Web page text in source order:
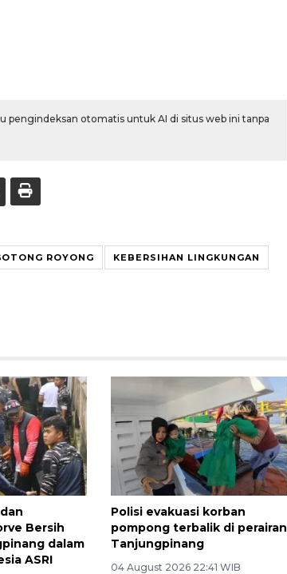
otomatis untuk AI di situs web ini tanpa
ROYONG KEBERSIHAN LINGKUNGAN
Bersih
dalam
ASRI
Polisi evakuasi korban
pompong terbalik di perairan
Tanjungpinang
04 August 2026 22:41 WIB